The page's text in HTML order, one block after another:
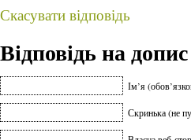
Скасувати відповідь
Відповідь на допис
Ім’я
Скринька (не